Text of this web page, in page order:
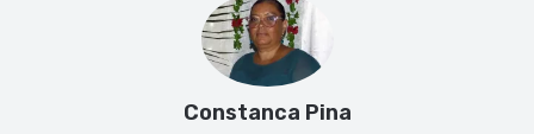
Constanca Pina